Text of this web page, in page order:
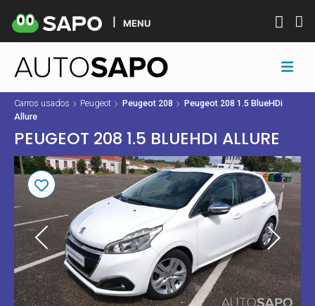
MENU
Carros usados Peugeot Peugeot 208
Peugeot 208 1.5 BlueHDi
Allure
PEUGEOT 208 1.5 BLUEHDI ALLURE